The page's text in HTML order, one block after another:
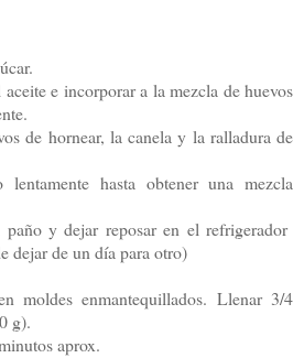
e incorporar a la mezcla de huevos
de hornear, la canela y la ralladura de
hasta obtener una mezcla
y dejar reposar en el refrigerador
dejar de un día para otro)
moldes enmantequillados. Llenar 3/4
g).
aprox.